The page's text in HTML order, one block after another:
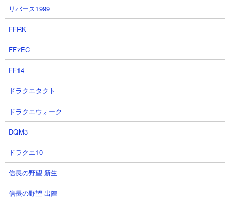
５．にゃんこ塔35階 ジェンヌ、大狂乱天空ネコ使
用攻略
【攻略概要】
「〆しろネコのシッポ」さんの攻略動画です。にゃんコンボのロ
ングネックと百鬼夜行で所持金をアップさせています。出撃する
キャラは大狂乱の天空ネコとジェンヌのみというシンプルな攻略
リバース1999
FFRK
FF7EC
FF14
ドラクエタクト
ドラクエウォーク
DQM3
ドラクエ10
信長の野望 新生
信長の野望 出陣